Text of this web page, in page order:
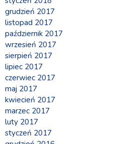
grudzień 2017
listopad 2017
październik 2017
wrzesień 2017
sierpień 2017
lipiec 2017
czerwiec 2017
maj 2017
kwiecień 2017
marzec 2017
luty 2017
styczeń 2017